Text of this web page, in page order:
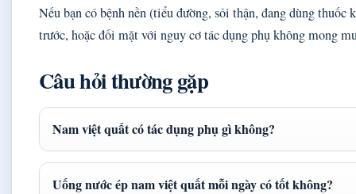
Nếu bạn có bệnh nền (tiểu đường, sỏi thận, đang dùng thuốc
trước, hoặc đối mặt với nguy cơ tác dụng phụ không mong
Câu hỏi thường gặp
Nam việt quất có tác dụng phụ gì không?
Uống nước ép nam việt quất mỗi ngày có tốt không?